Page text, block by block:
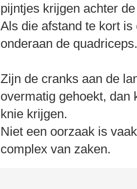
pijntjes krijgen achter
Als die afstand te kort
onderaan de
Zijn de cranks aan de
overmatig gehoekt, dan
knie krijgen.
Niet een oorzaak is
complex van zaken.